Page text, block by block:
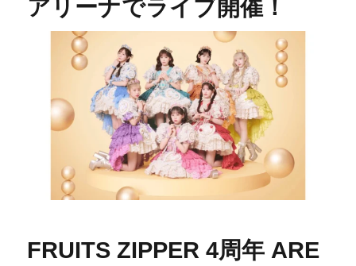
アリーナでライブ開催！
FRUITS ZIPPER 4周年 ARE